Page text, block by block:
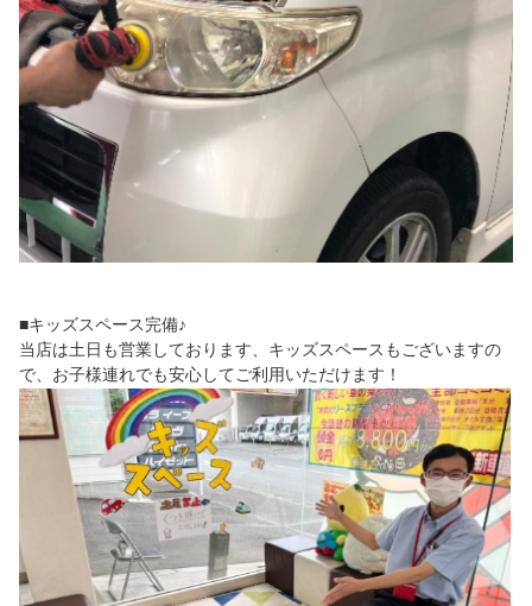
■キッズスペース完備♪
当店は土日も営業しております、キッズスペースもございますの
で、お子様連れでも安心してご利用いただけます！